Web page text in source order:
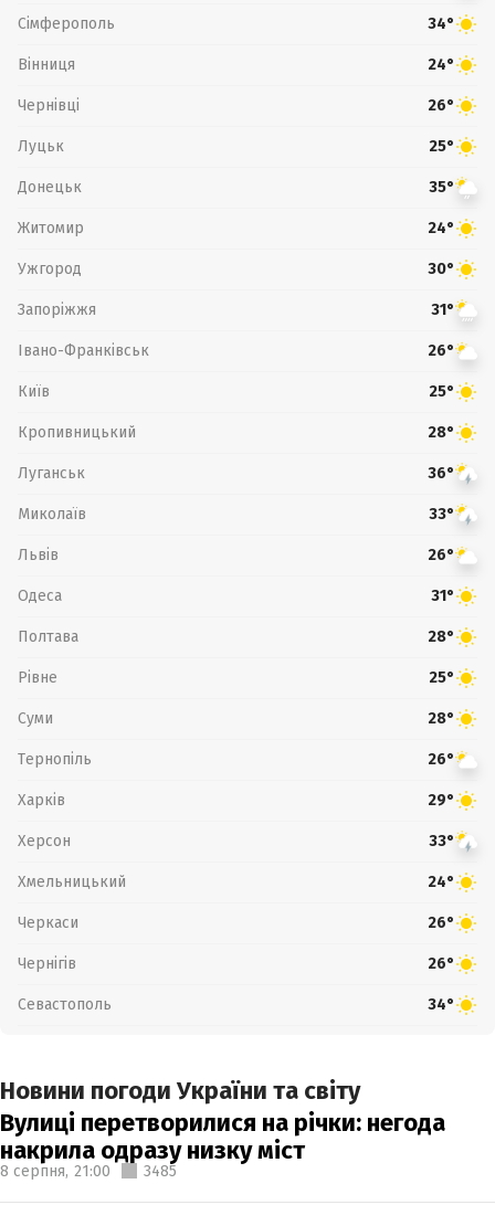
Сімферополь 34°
Вінниця 24°
Чернівці 26°
Луцьк 25°
Донецьк 35°
Житомир 24°
Ужгород 30°
Запоріжжя 31°
Івано-Франківськ 26°
Київ 25°
Кропивницький 28°
Луганськ 36°
Миколаїв 33°
Львів 26°
Одеса 31°
Полтава 28°
Рівне 25°
Суми 28°
Тернопіль 26°
Харків 29°
Херсон 33°
Хмельницький 24°
Черкаси 26°
Чернігів 26°
Севастополь 34°
Новини погоди України та світу
Вулиці перетворилися на річки: негода
накрила одразу низку міст
8 серпня, 21:00 3485